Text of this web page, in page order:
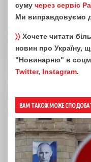
суму через сервіс
Ми виправдовуємо
〉〉 Хочете читати
новин про Україну,
"Новинарню" в
Twitter, Instagram.
ВАМ ТАКОЖ МОЖЕ